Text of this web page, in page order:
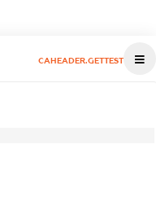
CAHEADER.GETTEST